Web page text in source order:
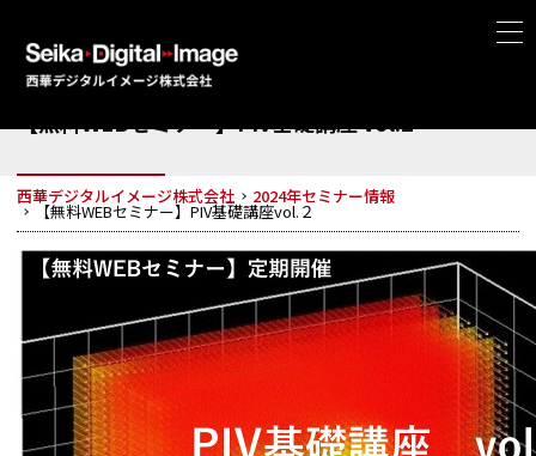
西華デジタルイメージ株式会社 2024年セミナー情報
【無料WEBセミナー】PIV基礎講座vol.２
【無料WEBセミナー】PIV基礎講座 vol.2